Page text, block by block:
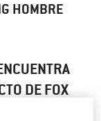
HOMBRE
DE FOX